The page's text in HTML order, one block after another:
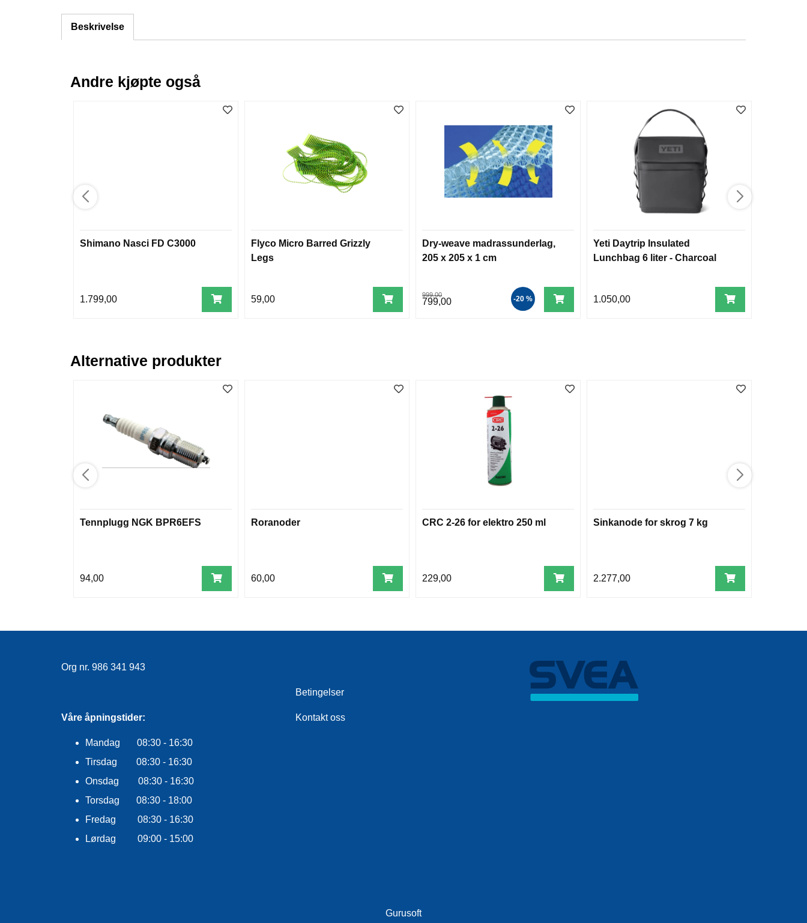
Beskrivelse
Andre kjøpte også
Shimano Nasci FD C3000
1.799,00
Flyco Micro Barred Grizzly
Legs
59,00
Dry-weave madrassunderlag,
205 x 205 x 1 cm
999,00
799,00 -20 %
Yeti Daytrip Insulated
Lunchbag 6 liter - Charcoal
1.050,00
Alternative produkter
Tennplugg NGK BPR6EFS
94,00
Roranoder
60,00
CRC 2-26 for elektro 250 ml
229,00
Sinkanode for skrog 7 kg
2.277,00
Org nr. 986 341 943
Våre åpningstider:
Mandag 08:30 - 16:30
Tirsdag 08:30 - 16:30
Onsdag 08:30 - 16:30
Torsdag 08:30 - 18:00
Fredag 08:30 - 16:30
Lørdag 09:00 - 15:00
Betingelser
Kontakt oss
Gurusoft